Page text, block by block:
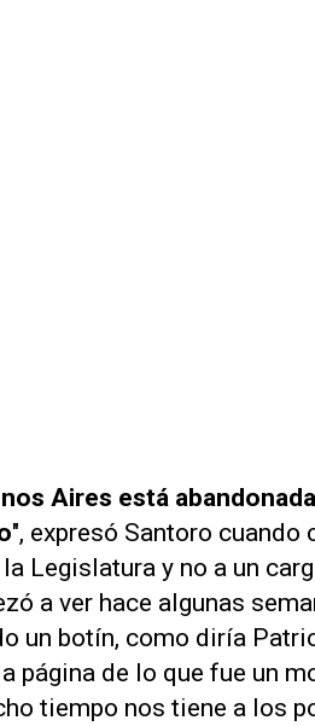
Aires está
", expresó Santoro cuando
Legislatura y no a un
a ver hace algunas
un botín, como diría
página de lo que fue un
tiempo nos tiene a los